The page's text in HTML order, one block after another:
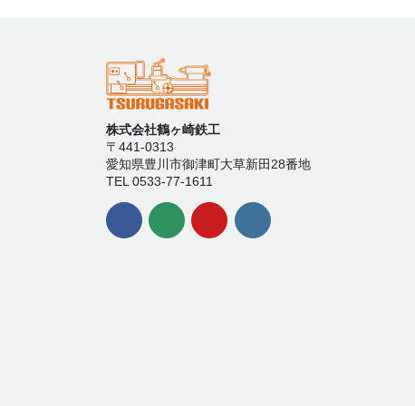
株式会社鶴ヶ崎鉄工
〒441-0313
愛知県豊川市御津町大草新田28番地
TEL 0533-77-1611